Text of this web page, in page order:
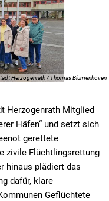
Herzogenrath / Thomas Blumenhoven
Herzogenrath Mitglied
Häfen“ und setzt sich
gerettete
zivile Flüchtlingsrettung
hinaus plädiert das
dafür, klare
Geflüchtete